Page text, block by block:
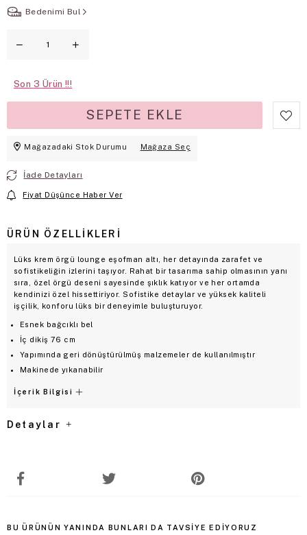
Bedenimi Bul
Son 3
Mağazadaki Stok Durumu Mağaza Seç
İade Detayları
Fiyat Düşünce Haber Ver
ÜRÜN ÖZELLIKLERI
Lüks krem örgü lounge eşofman altı, her detayında zarafet ve
sofistikeliğin izlerini taşıyor. Rahat bir tasarıma sahip olmasının yanı
sıra, özel örgü deseni sayesinde şıklık katıyor ve her ortamda
kendinizi özel hissettiriyor. Sofistike detaylar ve yüksek kaliteli
işçilik, konforu lüks bir deneyimle buluşturuyor.
Esnek bağcıklı bel
İç dikiş 76 cm
Yapımında geri dönüştürülmüş malzemeler de kullanılmıştır
Makinede yıkanabilir
İçerik Bilgisi
Detaylar
BU ÜRÜNÜN YANINDA BUNLARI DA TAVSIYE EDIYORUZ